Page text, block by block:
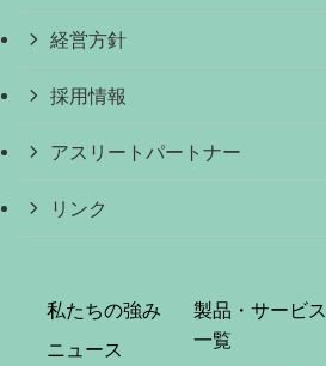
経営方針
採用情報
アスリートパートナー
リンク
私たちの強み
ニュース
製品・サービス
一覧